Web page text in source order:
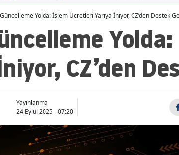
Amasya
Ankara
Antalya
Artvin
Aydın
Balıkesir
Bilecik
Yolda: İşlem Ücretleri Yarıya İniyor, CZ’den Destek
CZ’den
Yayınlanma
24 Eylül 2025 - 07:20